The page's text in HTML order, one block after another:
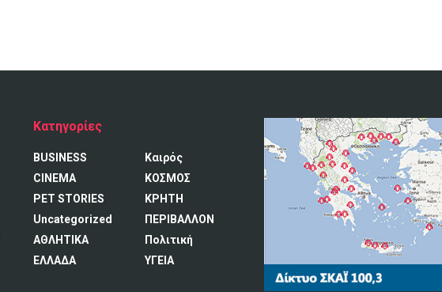
Κατηγορίες
BUSINESS
CINEMA
PET STORIES
Uncategorized
ΑΘΛΗΤΙΚΑ
ΕΛΛΑΔΑ
Καιρός
ΚΟΣΜΟΣ
ΚΡΗΤΗ
ΠΕΡΙΒΑΛΛΟΝ
Πολιτική
ΥΓΕΙΑ